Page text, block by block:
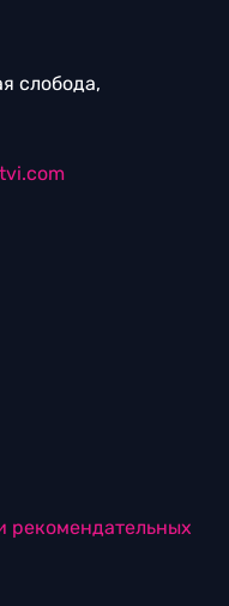
слобода,
рекомендательных